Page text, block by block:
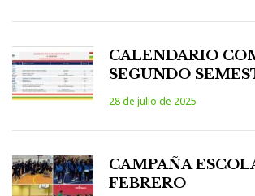
CALENDARIO
SEGUNDO
28 de julio de 2025
CAMPAÑA
FEBRERO